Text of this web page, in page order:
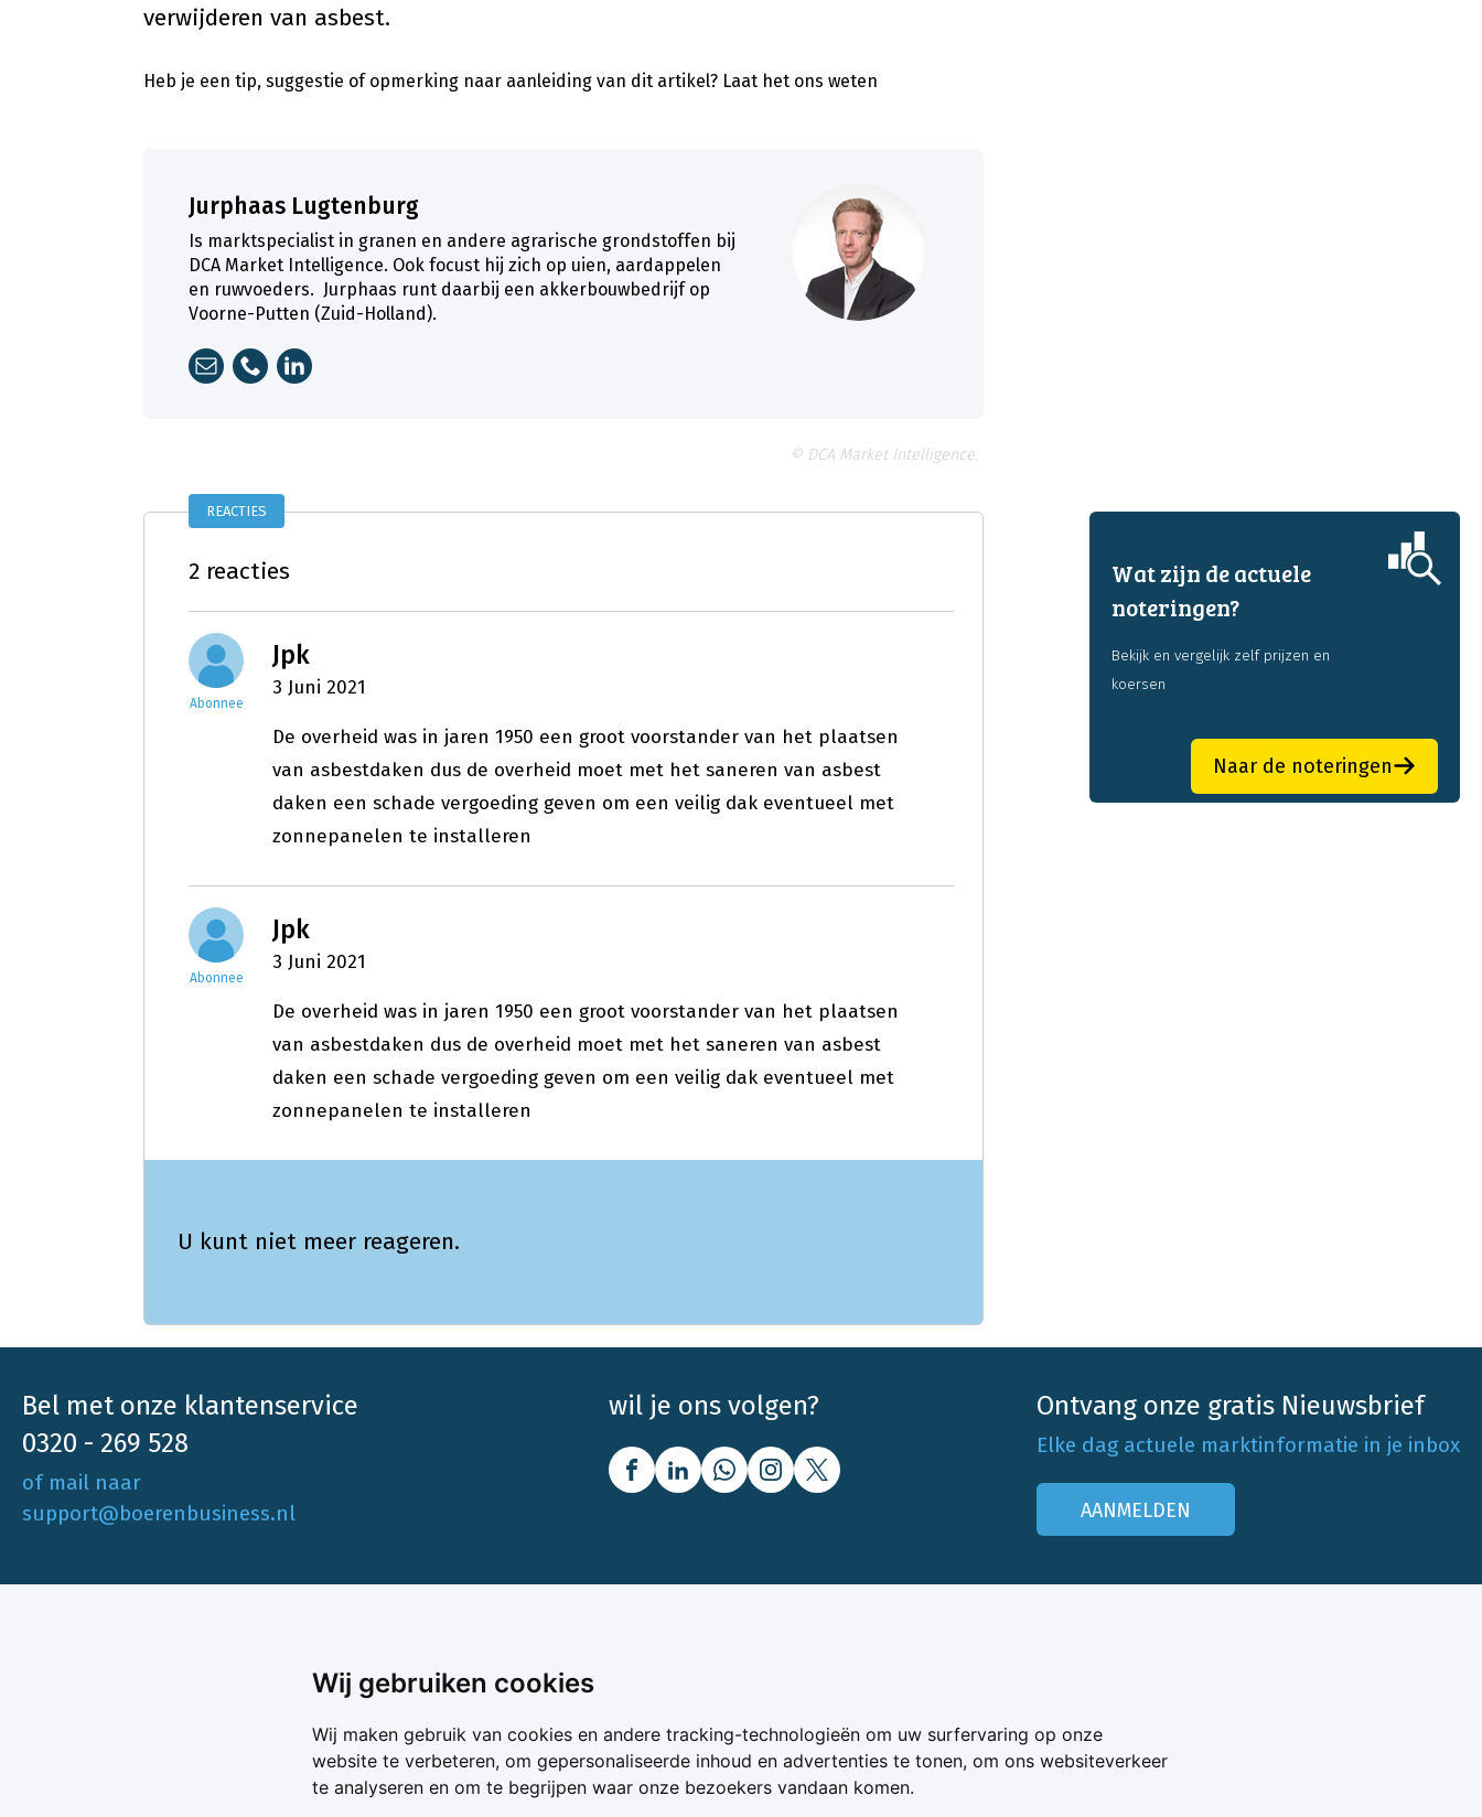
Wij gebruiken cookies
Wij maken gebruik van cookies en andere tracking-technologieën om uw surfervaring op onze
website te verbeteren, om gepersonaliseerde inhoud en advertenties te tonen, om ons websiteverkeer
te analyseren en om te begrijpen waar onze bezoekers vandaan komen.
verwijderen van asbest.
Heb je een tip, suggestie of opmerking naar aanleiding van dit artikel? Laat het ons weten
Jurphaas Lugtenburg
Is marktspecialist in granen en andere agrarische grondstoffen bij
DCA Market Intelligence. Ook focust hij zich op uien, aardappelen
en ruwvoeders. Jurphaas runt daarbij een akkerbouwbedrijf op
Voorne-Putten (Zuid-Holland).
© DCA Market Intelligence.
REACTIES
2 reacties
Abonnee
Jpk
3 Juni 2021
De overheid was in jaren 1950 een groot voorstander van het plaatsen
van asbestdaken dus de overheid moet met het saneren van asbest
daken een schade vergoeding geven om een veilig dak eventueel met
zonnepanelen te installeren
Abonnee
Jpk
3 Juni 2021
De overheid was in jaren 1950 een groot voorstander van het plaatsen
van asbestdaken dus de overheid moet met het saneren van asbest
daken een schade vergoeding geven om een veilig dak eventueel met
zonnepanelen te installeren
U kunt niet meer reageren.
Wat zijn de actuele
noteringen?
Bekijk en vergelijk zelf prijzen en
koersen
Naar de noteringen
Bel met onze klantenservice
0320 - 269 528
of mail naar
support@boerenbusiness.nl
wil je ons volgen? Ontvang onze gratis Nieuwsbrief
Elke dag actuele marktinformatie in je inbox
AANMELDEN
Boerenbusiness is je partner op het gebied
van onafhankelijke en betrouwbare
marktinformatie en -data. Elke dag opnieuw
Ons aanbod
Melk & Voer
Melkprijsvergelijker
Varkens & Voer
Bedrijfsabonnementen
Mijn Boerenbusiness
Werken bij Boerenbusiness
Adverteren